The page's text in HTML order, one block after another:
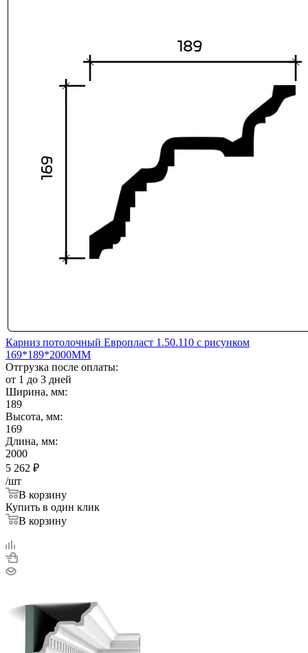
Карниз потолочный Европласт 1.50.110 с рисунком
169*189*2000ММ
Отгрузка после оплаты:
от 1 до 3 дней
Ширина, мм:
189
Высота, мм:
169
Длина, мм:
2000
5 262 ₽
/шт
В корзину
Купить в один клик
В корзину